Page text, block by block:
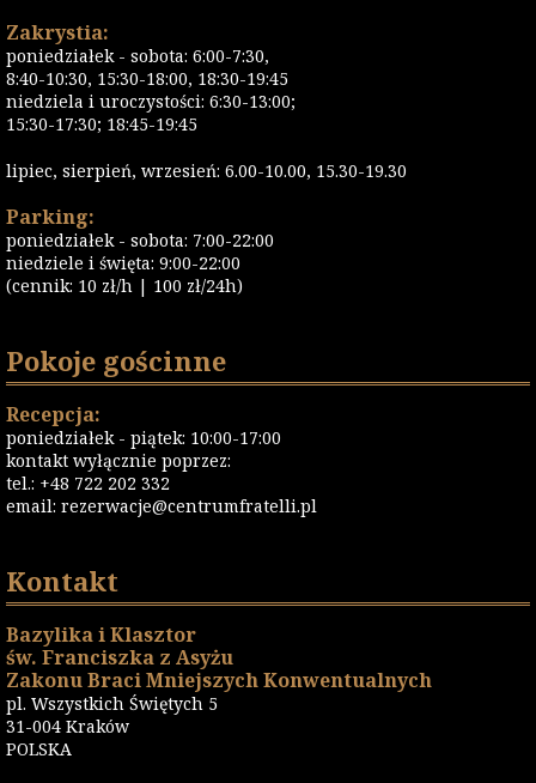
Zakrystia:
poniedziałek - sobota: 6:00-7:30,
8:40-10:30, 15:30-18:00, 18:30-19:45
niedziela i uroczystości: 6:30-13:00;
15:30-17:30; 18:45-19:45
lipiec, sierpień, wrzesień: 6.00-10.00, 15.30-19.30
Parking:
poniedziałek - sobota: 7:00-22:00
niedziele i święta: 9:00-22:00
(cennik: 10 zł/h | 100 zł/24h)
Pokoje gościnne
Recepcja:
poniedziałek - piątek: 10:00-17:00
kontakt wyłącznie poprzez:
tel.: +48 722 202 332
email: rezerwacje@centrumfratelli.pl
Kontakt
Bazylika i Klasztor
św. Franciszka z Asyżu
Zakonu Braci Mniejszych Konwentualnych
pl. Wszystkich Świętych 5
31-004 Kraków
POLSKA